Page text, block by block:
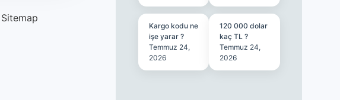
Sitemap
Kargo kodu ne
işe yarar ?
Temmuz 24,
2026
120 000 dolar
kaç TL ?
Temmuz 24,
2026